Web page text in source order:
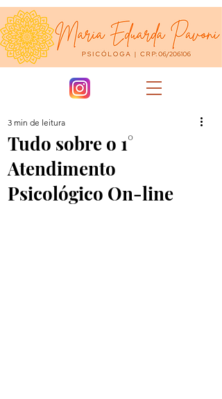
Tudo sobre o 1°
Atendimento
Psicológico On-line
3 min de leitura